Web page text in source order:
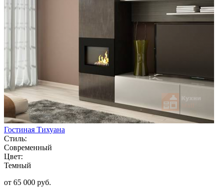
Гостиная Тихуана
Стиль:
Современный
Цвет:
Темный
от 65 000 руб.